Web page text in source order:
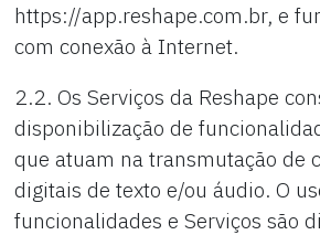
https://app.reshape.com.br, e
com conexão à Internet.
2.2. Os Serviços da Reshape
disponibilização de
que atuam na transmutação de
digitais de texto e/ou áudio. O
funcionalidades e Serviços são